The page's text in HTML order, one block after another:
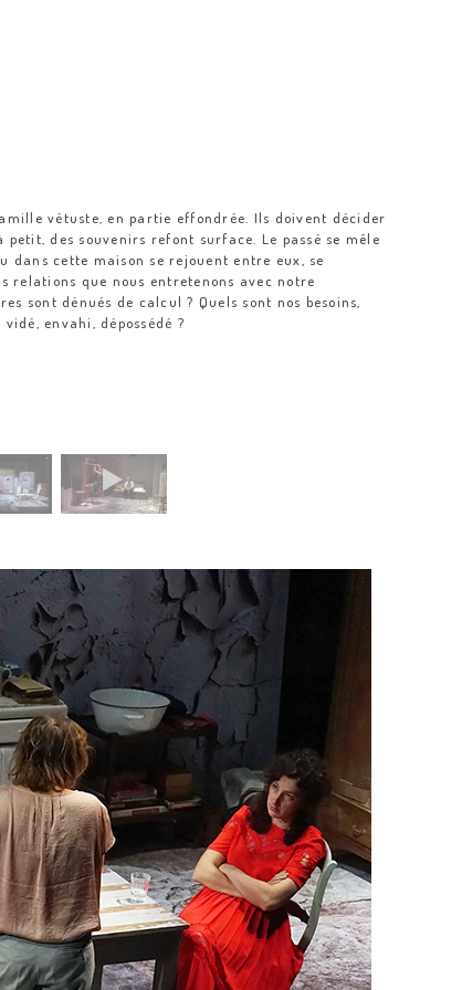
vétuste, en partie effondrée. Ils doivent décider
des souvenirs refont surface. Le passé se mêle
dans cette maison se rejouent entre eux, se
relations que nous entretenons avec notre
sont dénués de calcul ? Quels sont nos besoins,
envahi, dépossédé ?